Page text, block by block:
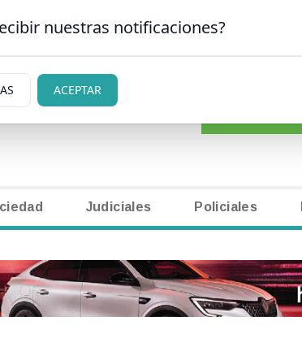
DE BARILOCHE CLASIFICADOS
Judiciales Policiales
nuestras notificaciones?
ACEPTAR